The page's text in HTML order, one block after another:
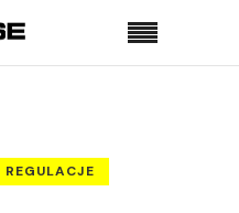
REGULACJE